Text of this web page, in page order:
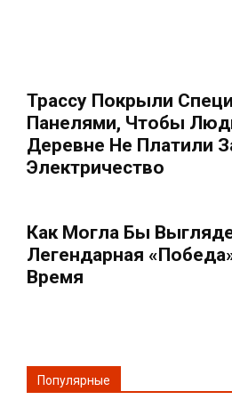
Трассу Покрыли
Панелями, Чтобы
Деревне Не Платили
Электричество
Как Могла Бы
Легендарная
Время
Популярные